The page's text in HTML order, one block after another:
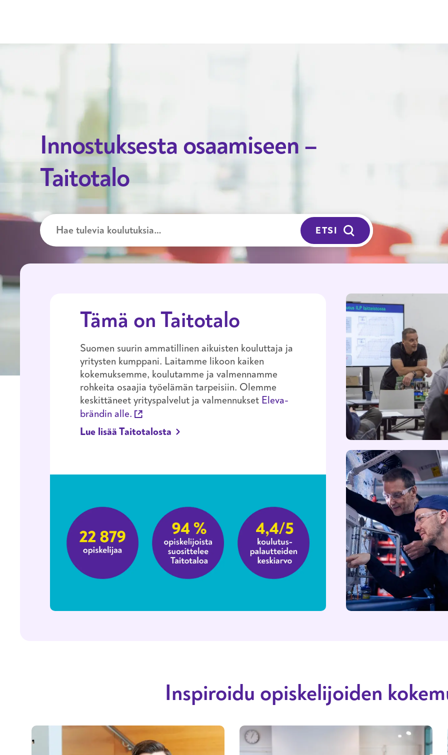
Innostuksesta osaamiseen –
Taitotalo
Hae tulevia koulutuksia
ETSI
Tämä on Taitotalo
Suomen suurin ammatillinen aikuisten kouluttaja ja
yritysten kumppani. Laitamme likoon kaiken
kokemuksemme, koulutamme ja valmennamme
rohkeita osaajia työelämän tarpeisiin. Olemme
keskittäneet yrityspalvelut ja valmennukset Eleva-
brändin alle.
Lue lisää Taitotalosta
Inspiroidu opiskelijoiden